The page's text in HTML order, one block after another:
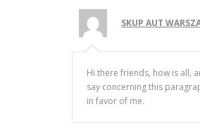
SKUP AUT
Hi there friends, how is all,
say concerning this
in favor of me.